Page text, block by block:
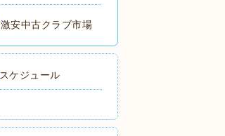
激安中古クラブ市場
スケジュール